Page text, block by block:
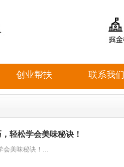
创业帮扶 联系我们
轻松学会美味秘诀！
会美味秘诀！...